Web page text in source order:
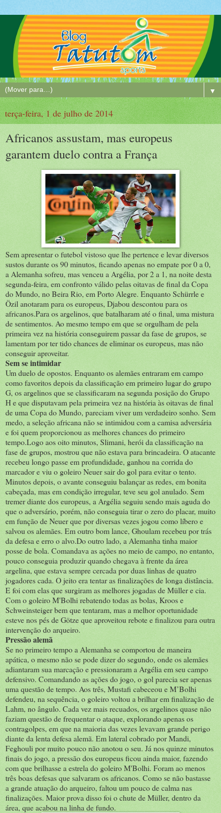
▼
terça-feira, 1 de julho de 2014
Africanos assustam, mas europeus
garantem duelo contra a França
Sem apresentar o futebol vistoso que lhe pertence e levar diversos
sustos durante os 90 minutos, ficando apenas no empate por 0 a 0,
a Alemanha sofreu, mas venceu a Argélia, por 2 a 1, na noite desta
segunda-feira, em confronto válido pelas oitavas de final da Copa
do Mundo, no Beira Rio, em Porto Alegre. Enquanto Schürrle e
Özil anotaram para os europeus, Djabou descontou para os
africanos.Para os argelinos, que batalharam até o final, uma mistura
de sentimentos. Ao mesmo tempo em que se orgulham de pela
primeira vez na história conseguirem passar da fase de grupos, se
lamentam por ter tido chances de eliminar os europeus, mas não
conseguir aproveitar.
Sem se intimidar
Um duelo de opostos. Enquanto os alemães entraram em campo
como favoritos depois da classificação em primeiro lugar do grupo
G, os argelinos que se classificaram na segunda posição do Grupo
H e que disputavam pela primeira vez na história às oitavas de final
de uma Copa do Mundo, pareciam viver um verdadeiro sonho. Sem
medo, a seleção africana não se intimidou com a camisa adversária
e foi quem proporcionou as melhores chances do primeiro
tempo.Logo aos oito minutos, Slimani, herói da classificação na
fase de grupos, mostrou que não estava para brincadeira. O atacante
recebeu longo passe em profundidade, ganhou na corrida do
marcador e viu o goleiro Neuer sair do gol para evitar o tento.
Minutos depois, o avante conseguiu balançar as redes, em bonita
cabeçada, mas em condição irregular, teve seu gol anulado. Sem
tremer diante dos europeus, a Argélia seguiu sendo mais aguda do
que o adversário, porém, não conseguia tirar o zero do placar, muito
em função de Neuer que por diversas vezes jogou como líbero e
salvou os alemães. Em outro bom lance, Ghoulam recebeu por trás
da defesa e erro o alvo.Do outro lado, a Alemanha tinha maior
posse de bola. Comandava as ações no meio de campo, no entanto,
pouco conseguia produzir quando chegava à frente da área
argelina, que estava sempre cercada por duas linhas de quatro
jogadores cada. O jeito era tentar as finalizações de longa distância.
E foi com elas que surgiram as melhores jogadas de Müller e cia.
Com o goleiro M'Bolhi rebatendo todas as bolas, Kroos e
Schweinsteiger bem que tentaram, mas a melhor oportunidade
esteve nos pés de Götze que aproveitou rebote e finalizou para outra
intervenção do arqueiro.
Pressão alemã
Se no primeiro tempo a Alemanha se comportou de maneira
apática, o mesmo não se pode dizer do segundo, onde os alemães
adiantaram sua marcação e pressionaram a Argélia em seu campo
defensivo. Comandando as ações do jogo, o gol parecia ser apenas
uma questão de tempo. Aos três, Mustafi cabeceou e M’Bolhi
defendeu, na sequência, o goleiro voltou a brilhar em finalização de
Lahm, no ângulo. Cada vez mais recuados, os argelinos quase não
faziam questão de frequentar o ataque, explorando apenas os
contragolpes, em que na maioria das vezes levavam grande perigo
diante da lenta defesa alemã. Em lateral cobrado por Mandi,
Feghouli por muito pouco não anotou o seu. Já nos quinze minutos
finais do jogo, a pressão dos europeus ficou ainda maior, fazendo
com que brilhasse a estrela do goleiro M'Bolhi. Foram ao menos
três boas defesas que salvaram os africanos. Como se não bastasse
a grande atuação do arqueiro, faltou um pouco de calma nas
finalizações. Maior prova disso foi o chute de Müller, dentro da
área, que acabou na linha de fundo.